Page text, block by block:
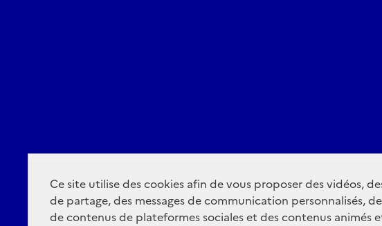
Ce site utilise des cookies afin de vous proposer des vidéos,
de partage, des messages de communication personnalisés,
de contenus de plateformes sociales et des contenus animés